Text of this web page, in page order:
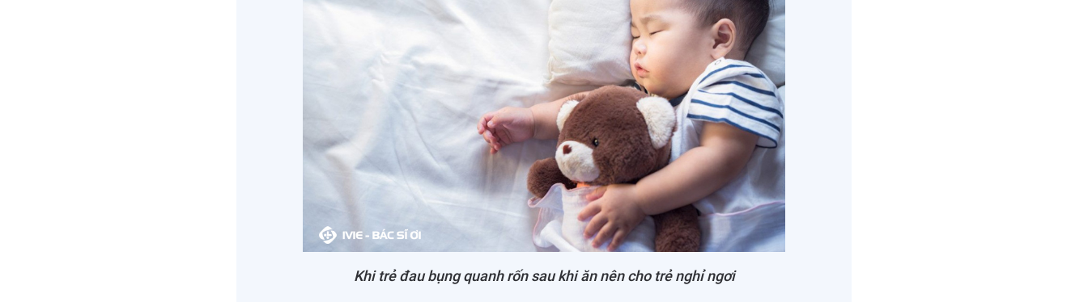
Khi trẻ đau bụng quanh rốn sau khi ăn nên cho trẻ nghỉ ngơi